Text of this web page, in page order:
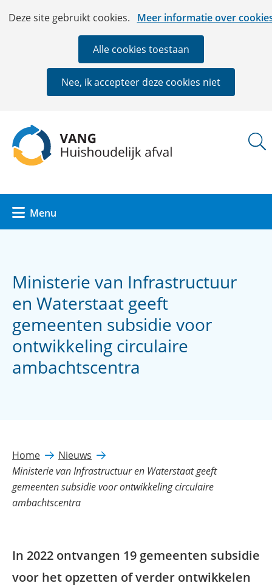
Cookies
Deze site gebruikt cookies. Meer informatie over
Hier
deze
website
worden
of
geweigerd.
Alle cookies toestaan
Nee, ik accepteer deze cookies niet
Ga
de
inhoud
Menu
Ministerie van Infrastructuur
en Waterstaat geeft
gemeenten subsidie voor
ontwikkeling circulaire
ambachtscentra
Home
Nieuws
Ministerie van Infrastructuur en Waterstaat geeft
gemeenten subsidie voor ontwikkeling circulaire
ambachtscentra
In 2022 ontvangen 19 gemeenten subsidie
voor het opzetten of verder ontwikkelen